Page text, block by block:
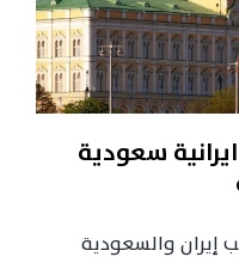
سعودية
إيران والسعودية